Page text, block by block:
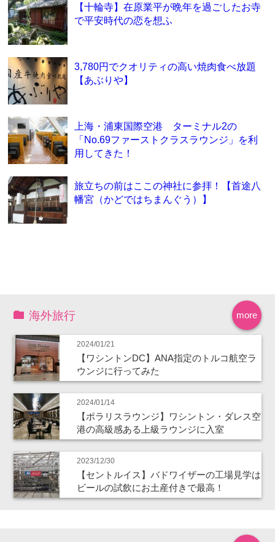
【十輪寺】在原業平が晩年を過ごしたお寺
で平安時代の恋を想ふ
3,780円でクオリティの高い焼肉食べ放題
【あぶりや】
上海・浦東国際空港 ターミナル2の
「No.69ファーストクラスラウンジ」を利
用してきた！
旅立ちの前はここの神社に参拝！【首途八
幡宮（かどではちまんぐう）】
more
海外旅行
2024/01/21
【ワシントンDC】ANA指定のトルコ航空ラ
ウンジに行ってみた
2024/01/14
【ポラリスラウンジ】ワシントン・ダレス空
港の高級感ある上級ラウンジに入室
2023/12/30
【セントルイス】バドワイザーの工場見学は
ビールの試飲にお土産付きで最高！